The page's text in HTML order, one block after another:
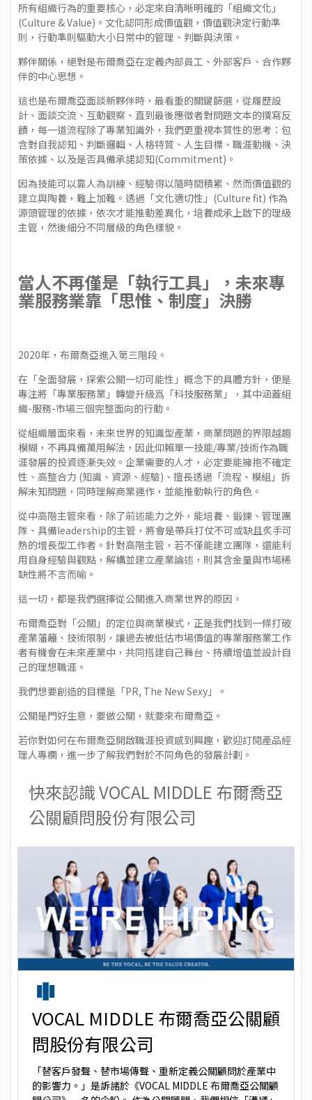
所有組織行為的重要核心，必定來自清晰明確的「組織文化」
(Culture & Value)。文化認同形成價值觀，價值觀決定行動準
則，行動準則驅動大小日常中的管理、判斷與決策。
夥伴關係，絕對是布爾喬亞在定義內部員工、外部客戶、合作夥
伴的中心思想。
這也是布爾喬亞面談新夥伴時，最看重的關鍵篩選，從履歷設
計、面談交流、互動觀察、直到最後應徵者對問題文本的撰寫反
饋，每一道流程除了專業知識外，我們更重視本質性的思考：包
含對自我認知、判斷邏輯、人格特質、人生目標、職涯動機、決
策依據、以及是否具備承諾認知(Commitment)。
因為技能可以靠人為訓練、經驗得以隨時間積累、然而價值觀的
建立與陶養，難上加難。透過「文化適切性」(Culture fit) 作為
源頭管理的依據，依次才能推動差異化，培養成承上啟下的理級
主管，然後細分不同層級的角色樣貌。
當人不再僅是「執行工具」，未來專
業服務業靠「思惟、制度」決勝
2020年，布爾喬亞進入第三階段。
在「全面發展，探索公關一切可能性」概念下的具體方針，便是
專注將「專業服務業」轉變升級爲「科技服務業」，其中涵蓋組
織-服務-市場三個完整面向的行動。
從組織層面來看，未來世界的知識型產業，商業問題的界限越趨
模糊，不再具備萬用解法，因此仰賴單一技能/專業/技術作為職
涯發展的投資逐漸失效。企業需要的人才，必定要能擁抱不確定
性、高整合力 (知識、資源、經驗)、擅長透過「流程、模組」拆
解未知問題，同時理解商業運作，並能推動執行的角色。
從中高階主管來看，除了前述能力之外，能培養、鍛鍊、管理團
隊、具備leadership的主管，將會是帶兵打仗不可或缺且炙手可
熱的增長型工作者。針對高階主管，若不僅能建立團隊，還能利
用自身經驗與觀點，解構並建立產業論述，則其含金量與市場稀
缺性將不言而喻。
這一切，都是我們選擇從公關進入商業世界的原因。
布爾喬亞對「公關」的定位與商業模式，正是我們找到一條打破
產業藩籬、技術限制，讓過去被低估市場價值的專業服務業工作
者有機會在未來產業中，共同搭建自己舞台、持續增值並設計自
己的理想職涯。
我們想要創造的目標是「PR, The New Sexy」。
公關是門好生意，要做公關，就要來布爾喬亞。
若你對如何在布爾喬亞開啟職涯投資感到興趣，歡迎訂閱產品經
理人專欄 ，進一步了解我們對於不同角色的發展計劃。
快來認識 VOCAL MIDDLE 布爾喬亞
公關顧問股份有限公司
VOCAL MIDDLE 布爾喬亞公關顧
問股份有限公司
「替客戶發聲、替市場傳聲、重新定義公關顧問於產業中
的影響力。」是訴諸於《VOCAL MIDDLE 布爾喬亞公關顧